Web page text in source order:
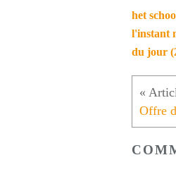
het
l'instant
du jour
Offre